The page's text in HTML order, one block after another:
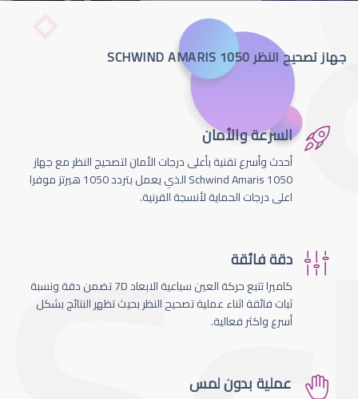
جهاز تصحيح النظر SCHWIND AMARIS 1050
السرعة والأمان
أحدث وأسرع تقنية بأعلى درجات الأمان لتصحيج النظر مع جهاز
Schwind Amaris 1050 الذي يعمل بتردد 1050 هيرتز موفرا
اعلى درجات الحماية لأنسجة القرنية.
دقة فائقة
كاميرا تتبع حركة العين سباعية الابعاد 7D تضمن دقة ونسبة
ثبات فائقة اثناء عملية تصحيح النظر بحيث تظهر النتائج بشكل
أسرع واكثر فعالية.
عملية بدون لمس